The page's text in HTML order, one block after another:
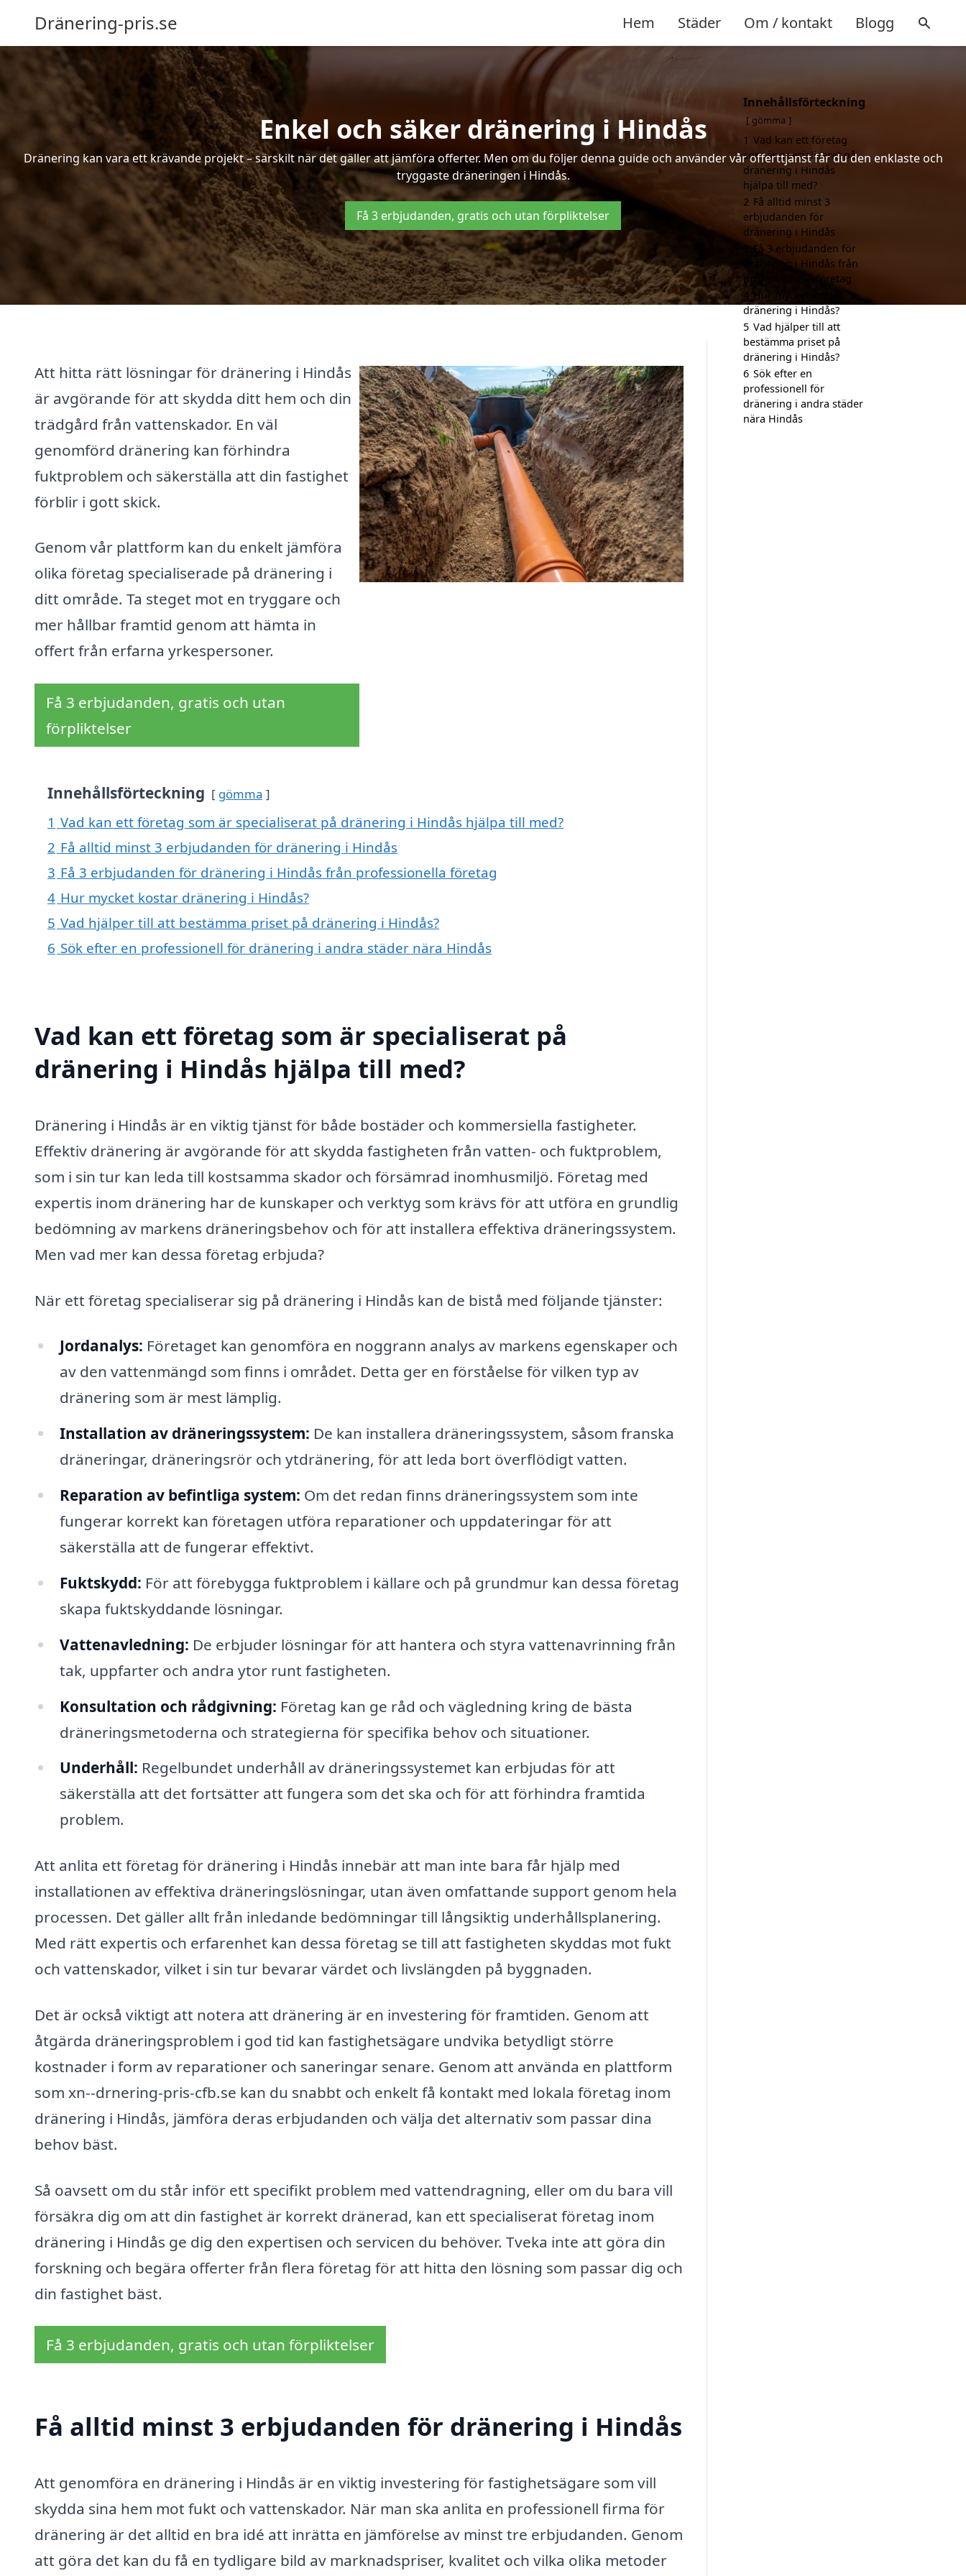
Dränering-pris.se Hem Städer Om / kontakt Blogg
Enkel och säker dränering i Hindås
Dränering kan vara ett krävande projekt – särskilt när det gäller att jämföra offerter. Men om du följer denna guide och använder vår offerttjänst får du den enklaste och
tryggaste dräneringen i Hindås.
Få 3 erbjudanden, gratis och utan förpliktelser
Att hitta rätt lösningar för dränering i Hindås
är avgörande för att skydda ditt hem och din
trädgård från vattenskador. En väl
genomförd dränering kan förhindra
fuktproblem och säkerställa att din fastighet
förblir i gott skick.
Genom vår plattform kan du enkelt jämföra
olika företag specialiserade på dränering i
ditt område. Ta steget mot en tryggare och
mer hållbar framtid genom att hämta in
offert från erfarna yrkespersoner.
Få 3 erbjudanden, gratis och utan
förpliktelser
Innehållsförteckning gömma
1 Vad kan ett företag som är specialiserat på dränering i Hindås hjälpa till med?
2 Få alltid minst 3 erbjudanden för dränering i Hindås
3 Få 3 erbjudanden för dränering i Hindås från professionella företag
4 Hur mycket kostar dränering i Hindås?
5 Vad hjälper till att bestämma priset på dränering i Hindås?
6 Sök efter en professionell för dränering i andra städer nära Hindås
Vad kan ett företag som är specialiserat på
dränering i Hindås hjälpa till med?
Dränering i Hindås är en viktig tjänst för både bostäder och kommersiella fastigheter.
Effektiv dränering är avgörande för att skydda fastigheten från vatten- och fuktproblem,
som i sin tur kan leda till kostsamma skador och försämrad inomhusmiljö. Företag med
expertis inom dränering har de kunskaper och verktyg som krävs för att utföra en grundlig
bedömning av markens dräneringsbehov och för att installera effektiva dräneringssystem.
Men vad mer kan dessa företag erbjuda?
När ett företag specialiserar sig på dränering i Hindås kan de bistå med följande tjänster:
Jordanalys: Företaget kan genomföra en noggrann analys av markens egenskaper och
av den vattenmängd som finns i området. Detta ger en förståelse för vilken typ av
dränering som är mest lämplig.
Installation av dräneringssystem: De kan installera dräneringssystem, såsom franska
dräneringar, dräneringsrör och ytdränering, för att leda bort överflödigt vatten.
Reparation av befintliga system: Om det redan finns dräneringssystem som inte
fungerar korrekt kan företagen utföra reparationer och uppdateringar för att
säkerställa att de fungerar effektivt.
Fuktskydd: För att förebygga fuktproblem i källare och på grundmur kan dessa företag
skapa fuktskyddande lösningar.
Vattenavledning: De erbjuder lösningar för att hantera och styra vattenavrinning från
tak, uppfarter och andra ytor runt fastigheten.
Konsultation och rådgivning: Företag kan ge råd och vägledning kring de bästa
dräneringsmetoderna och strategierna för specifika behov och situationer.
Underhåll: Regelbundet underhåll av dräneringssystemet kan erbjudas för att
säkerställa att det fortsätter att fungera som det ska och för att förhindra framtida
problem.
Att anlita ett företag för dränering i Hindås innebär att man inte bara får hjälp med
installationen av effektiva dräneringslösningar, utan även omfattande support genom hela
processen. Det gäller allt från inledande bedömningar till långsiktig underhållsplanering.
Med rätt expertis och erfarenhet kan dessa företag se till att fastigheten skyddas mot fukt
och vattenskador, vilket i sin tur bevarar värdet och livslängden på byggnaden.
Det är också viktigt att notera att dränering är en investering för framtiden. Genom att
åtgärda dräneringsproblem i god tid kan fastighetsägare undvika betydligt större
kostnader i form av reparationer och saneringar senare. Genom att använda en plattform
som xn--drnering-pris-cfb.se kan du snabbt och enkelt få kontakt med lokala företag inom
dränering i Hindås, jämföra deras erbjudanden och välja det alternativ som passar dina
behov bäst.
Så oavsett om du står inför ett specifikt problem med vattendragning, eller om du bara vill
försäkra dig om att din fastighet är korrekt dränerad, kan ett specialiserat företag inom
dränering i Hindås ge dig den expertisen och servicen du behöver. Tveka inte att göra din
forskning och begära offerter från flera företag för att hitta den lösning som passar dig och
din fastighet bäst.
Få 3 erbjudanden, gratis och utan förpliktelser
Få alltid minst 3 erbjudanden för dränering i Hindås
Att genomföra en dränering i Hindås är en viktig investering för fastighetsägare som vill
skydda sina hem mot fukt och vattenskador. När man ska anlita en professionell firma för
dränering är det alltid en bra idé att inrätta en jämförelse av minst tre erbjudanden. Genom
att göra det kan du få en tydligare bild av marknadspriser, kvalitet och vilka olika metoder
Innehållsförteckning
gömma
1 Vad kan ett företag
som är specialiserat på
dränering i Hindås
hjälpa till med?
2 Få alltid minst 3
erbjudanden för
dränering i Hindås
3 Få 3 erbjudanden för
dränering i Hindås från
professionella företag
4 Hur mycket kostar
dränering i Hindås?
5 Vad hjälper till att
bestämma priset på
dränering i Hindås?
6 Sök efter en
professionell för
dränering i andra städer
nära Hindås